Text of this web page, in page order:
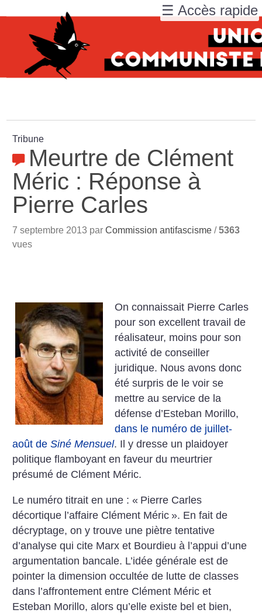
Tribune
Meurtre de Clément
Méric : Réponse à
Pierre Carles
7 septembre 2013 parCommission antifascisme /5363
vues
On connaissait Pierre Carles
pour son excellent travail de
réalisateur, moins pour son
activité de conseiller
juridique. Nous avons donc
été surpris de le voir se
mettre au service de la
défense d’Esteban Morillo,
dans le numéro de juillet-
août deSiné Mensuel. Il y dresse un plaidoyer
politique flamboyant en faveur du meurtrier
présumé de Clément Méric.
Le numéro titrait en une : « Pierre Carles
décortique l’affaire Clément Méric ». En fait de
décryptage, on y trouve une piètre tentative
d’analyse qui cite Marx et Bourdieu à l’appui d’une
argumentation bancale. L’idée générale est de
pointer la dimension occultée de lutte de classes
dans l’affrontement entre Clément Méric et
Esteban Morillo, alors qu’elle existe bel et bien,
☰ Accès rapide